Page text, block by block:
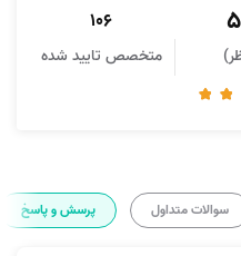
106
متخصص تایید شده
سوالات متداول پرسش و پاسخ